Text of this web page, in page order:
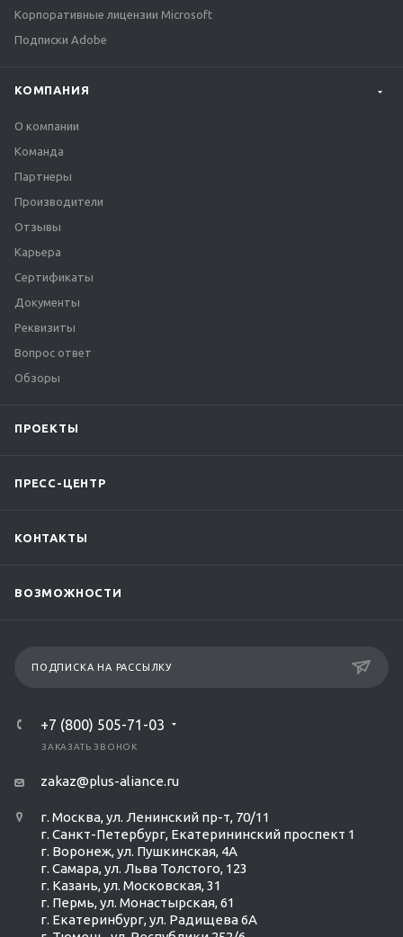
Корпоративные лицензии Microsoft
Подписки Adobe
КОМПАНИЯ
О компании
Команда
Партнеры
Производители
Отзывы
Карьера
Сертификаты
Документы
Реквизиты
Вопрос ответ
Обзоры
ПРОЕКТЫ
ПРЕСС-ЦЕНТР
КОНТАКТЫ
ВОЗМОЖНОСТИ
ПОДПИСКА НА РАССЫЛКУ
+7 (800) 505-71-03
ЗАКАЗАТЬ ЗВОНОК
zakaz@plus-aliance.ru
г. Москва, ул. Ленинский пр-т, 70/11
г. Санкт-Петербург, Екатерининский проспект 1
г. Воронеж, ул. Пушкинская, 4А
г. Самара, ул. Льва Толстого, 123
г. Казань, ул. Московская, 31
г. Пермь, ул. Монастырская, 61
г. Екатеринбург, ул. Радищева 6А